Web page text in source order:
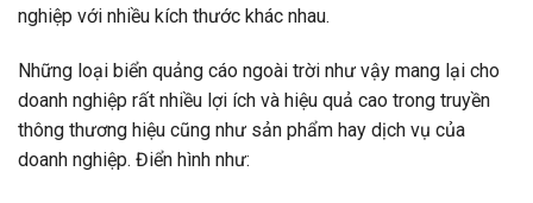
nghiệp với nhiều kích thước khác nhau.
Những loại biển quảng cáo ngoài trời như vậy mang lại cho
doanh nghiệp rất nhiều lợi ích và hiệu quả cao trong truyền
thông thương hiệu cũng như sản phẩm hay dịch vụ của
doanh nghiệp. Điển hình như: